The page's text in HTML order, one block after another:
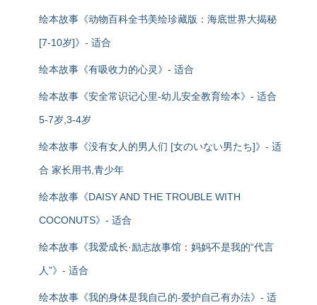
绘本故事《动物百科全书美绘珍藏版：海底世界大揭秘
[7-10岁]》- 适合
绘本故事《有吸收力的心灵》- 适合
绘本故事《安全常识记心里-幼儿安全教育绘本》- 适合
5-7岁,3-4岁
绘本故事《没有女人的男人们 [女のいない男たち]》- 适
合 家长用书,青少年
绘本故事《DAISY AND THE TROUBLE WITH
COCONUTS》- 适合
绘本故事《我爱成长·励志故事馆：妈妈不是我的“代言
人”》- 适合
绘本故事《我的身体是我自己的-爱护自己有办法》- 适